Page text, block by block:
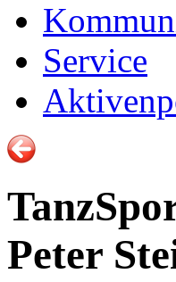
Service
Peter